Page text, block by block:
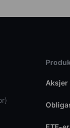
Aksjer